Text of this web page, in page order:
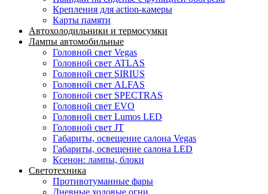
Крепления для action-камеры
Карты памяти
Автохолодильники и термосумки
Лампы автомобильные
Головной свет Vegas
Головной свет ATLAS
Головной свет SIRIUS
Головной свет ALFAS
Головной свет SPECTRAS
Головной свет EVO
Головной свет Lumos LED
Головной свет JT
Габариты, освещение салона Vegas
Габариты, освещение салона LED
Ксенон: лампы, блоки
Светотехника
Противотуманные фары
Дневные ходовые огни